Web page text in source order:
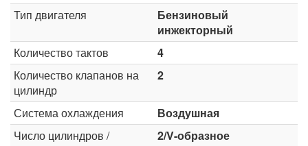
Тип двигателя
Бензиновый
инжекторный
Количество тактов
4
Количество клапанов на
цилиндр
2
Система охлаждения
Воздушная
Число цилиндров /
2/V-образное